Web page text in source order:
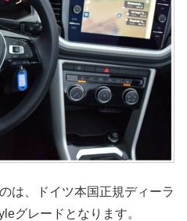
は、ドイツ本国正規ディーラ
グレードとなります。